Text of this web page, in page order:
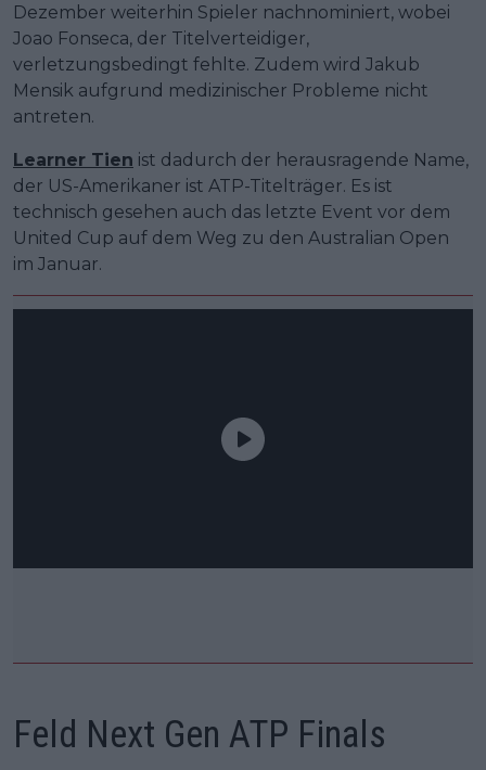
Dezember weiterhin Spieler nachnominiert, wobei
Joao Fonseca, der Titelverteidiger,
verletzungsbedingt fehlte. Zudem wird Jakub
Mensik aufgrund medizinischer Probleme nicht
antreten.
Learner Tien ist dadurch der herausragende Name,
der US-Amerikaner ist ATP-Titelträger. Es ist
technisch gesehen auch das letzte Event vor dem
United Cup auf dem Weg zu den Australian Open
im Januar.
Feld Next Gen ATP Finals